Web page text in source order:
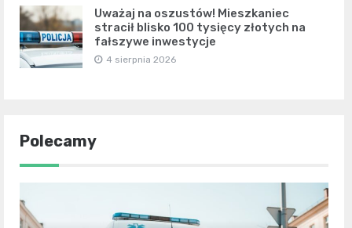
Uważaj na oszustów! Mieszkaniec
stracił blisko 100 tysięcy złotych na
fałszywe inwestycje
4 sierpnia 2026
Polecamy